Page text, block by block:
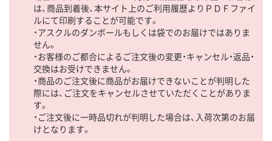
は、商品到着後、本サイト上のご利用履歴よりＰＤＦファイ
ルにて印刷することが可能です。
・アスクルのダンボールもしくは袋でのお届けではありま
せん。
・お客様のご都合によるご注文後の変更・キャンセル・返品・
交換はお受けできません。
・商品のご注文後に商品がお届けできないことが判明した
際には、ご注文をキャンセルさせていただくことがありま
す。
・ご注文後に一時品切れが判明した場合は、入荷次第のお届
けとなります。